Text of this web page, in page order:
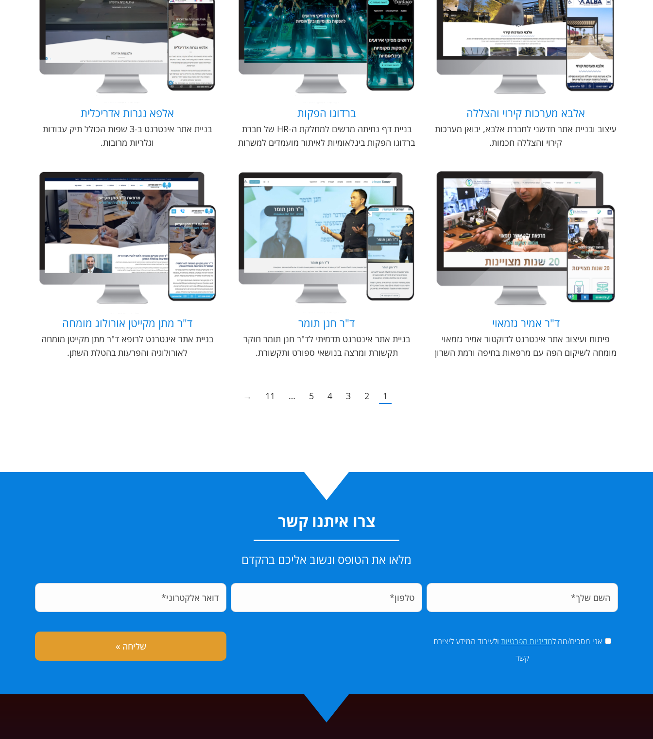
אלבא מערכות קירוי והצללה
עיצוב ובניית אתר חדשני לחברת אלבא, יבואן מערכות
קירוי והצללה חכמות.
ברדוגו הפקות
בניית דף נחיתה מרשים למחלקת ה-HR של חברת
ברדוגו הפקות בינלאומיות לאיתור מועמדים למשרות
אלפא נגרות אדריכלית
בניית אתר אינטרנט ב-3 שפות הכולל תיק עבודות
וגלריות מרובות.
ד"ר אמיר גזמאוי
פיתוח ועיצוב אתר אינטרנט לדוקטור אמיר גזמאוי
מומחה לשיקום הפה עם מרפאות בחיפה ורמת השרון
ד"ר חנן תומר
בניית אתר אינטרנט תדמיתי לד"ר חנן תומר חוקר
תקשורת ומרצה בנושאי ספורט ותקשורת.
ד"ר מתן מקייטן אורולוג מומחה
בניית אתר אינטרנט לרופא ד"ר מתן מקייטן מומחה
לאורולוגיה והפרעות בהטלת השתן.
1
2
3
4
5
…
11
→
צרו איתנו קשר
מלאו את הטופס ונשוב אליכם בהקדם
אני מסכים/מה למדיניות הפרטיות ולעיבוד המידע ליצירת
קשר